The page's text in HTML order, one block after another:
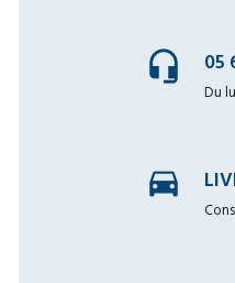
headset_mic 05
Du
time_to_leave